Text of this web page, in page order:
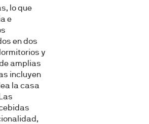
lo que
e
en dos
y
amplias
incluyen
la casa